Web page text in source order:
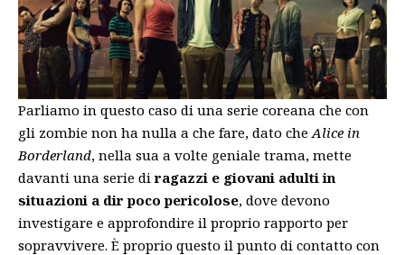
Parliamo in questo caso di una serie coreana che con
gli zombie non ha nulla a che fare, dato che Alice in
Borderland, nella sua a volte geniale trama, mette
davanti una serie diragazzi e giovani adulti in
situazioni a dir poco pericolose, dove devono
investigare e approfondire il proprio rapporto per
sopravvivere. È proprio questo il punto di contatto con